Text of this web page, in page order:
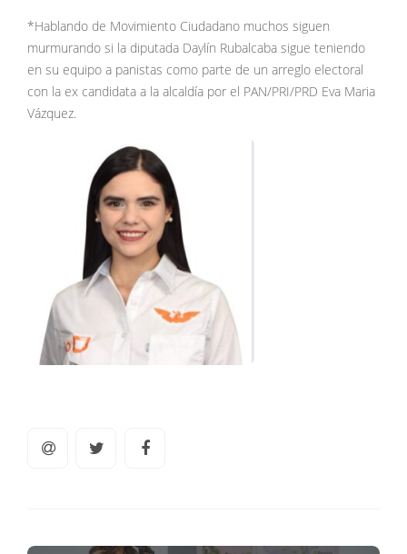
*Hablando de Movimiento Ciudadano muchos siguen
murmurando si la diputada Daylín Rubalcaba sigue teniendo
en su equipo a panistas como parte de un arreglo electoral
con la ex candidata a la alcaldía por el PAN/PRI/PRD Eva Maria
Vázquez.